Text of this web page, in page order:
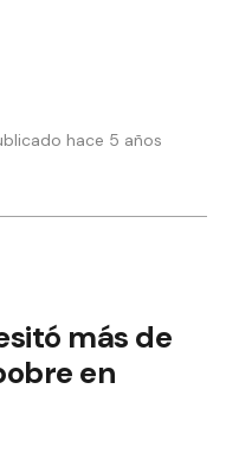
hace 5 años
más de
en